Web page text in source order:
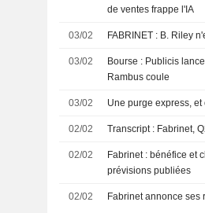
de ventes frappe l'IA
03/02 FABRINET :
03/02
Bourse : Publicis
Rambus coule
03/02 Une purge express, et
02/02 Transcript : Fabrinet,
02/02
Fabrinet : bénéfice et
prévisions publiées
02/02 Fabrinet annonce ses